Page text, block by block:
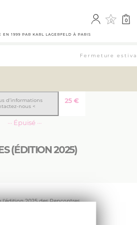
0 0
EN 1999 PAR KARL LAGERFELD À PARIS
Fermeture
(ÉDITION 2025)
25€
d’informations
nous <
··· Épuisé ···
l’édition 2025 des Rencontres
à Arles et propose une
en hommage à la ville